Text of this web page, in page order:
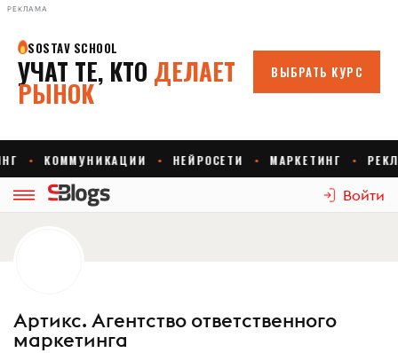
РЕКЛАМА
Войти
Артикс. Агентство ответственного
маркетинга